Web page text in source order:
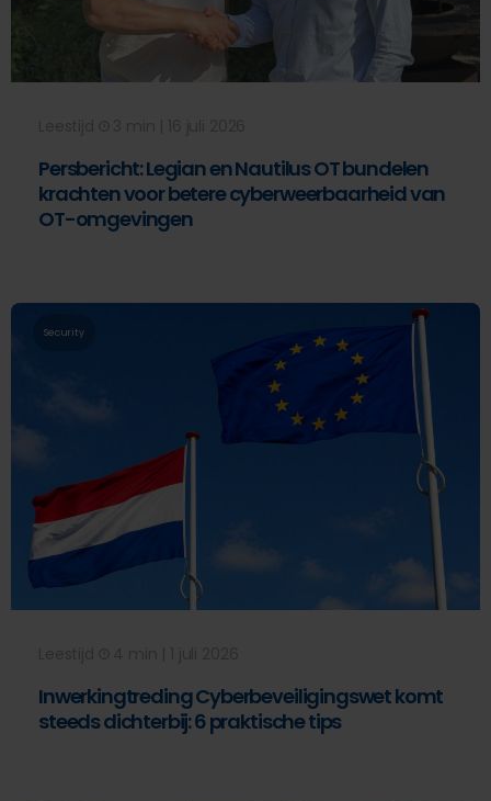
Persbericht: Legian en Nautilus OT bundelen
krachten voor betere cyberweerbaarheid van
OT-omgevingen
Security
Inwerkingtreding Cyberbeveiligingswet komt
steeds dichterbij: 6 praktische tips